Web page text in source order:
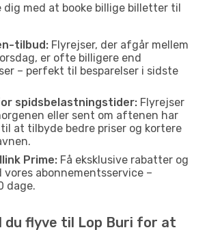
med at booke billige billetter til
tilbud: Flyrejser, der afgår mellem
er ofte billigere end
– perfekt til besparelser i sidste
spidsbelastningstider: Flyrejser
eller sent om aftenen har
at tilbyde bedre priser og kortere
Prime: Få eksklusive rabatter og
vores abonnementsservice –
dage.
du flyve til Lop Buri for at